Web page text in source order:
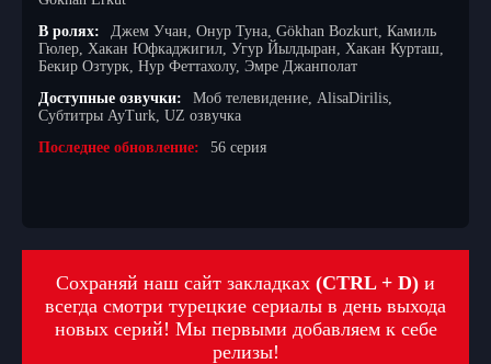
В ролях:
Джем Учан, Онур Туна, Gökhan Bozkurt, Камиль
Гюлер, Хакан Юфкаджигил, Угур Йылдыран, Хакан Курташ,
Бекир Озтурк, Нур Феттахолу, Эмре Джанполат
Доступные озвучки:
Моб телевидение, AlisaDirilis,
Субтитры AyTurk, UZ озвучка
Последнее обновление:
56 серия
Сохраняй наш сайт закладках (CTRL + D) и
всегда смотри турецкие сериалы в день выхода
новых серий! Мы первыми добавляем к себе
релизы!